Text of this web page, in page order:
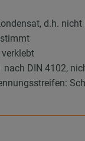
d.h.
DIN 4102,